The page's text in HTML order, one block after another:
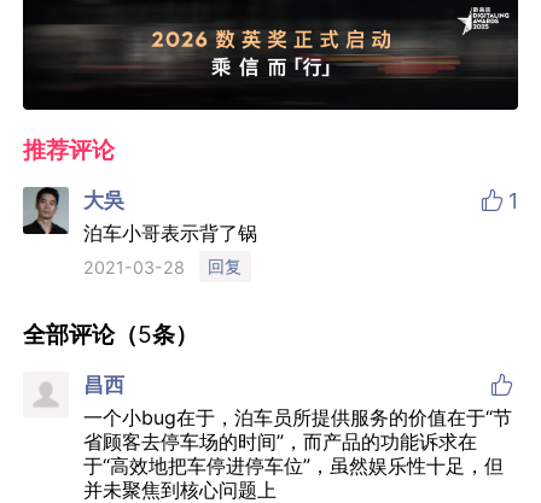
推荐评论
大吳  1
泊车小哥表示背了锅
2021-03-28 回复
全部评论（5条）
昌西 
一个小bug在于，泊车员所提供服务的价值在于“节
省顾客去停车场的时间”，而产品的功能诉求在
于“高效地把车停进停车位”，虽然娱乐性十足，但
并未聚焦到核心问题上